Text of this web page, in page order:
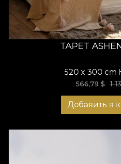
TAPET
520 x 300 cm
566,79$ 1
Добавить в